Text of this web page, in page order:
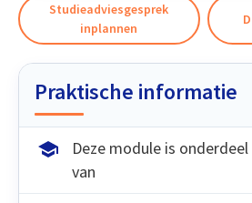
Studieadviesgesprek
inplannen
Praktische informatie
Deze module is onderdeel
van